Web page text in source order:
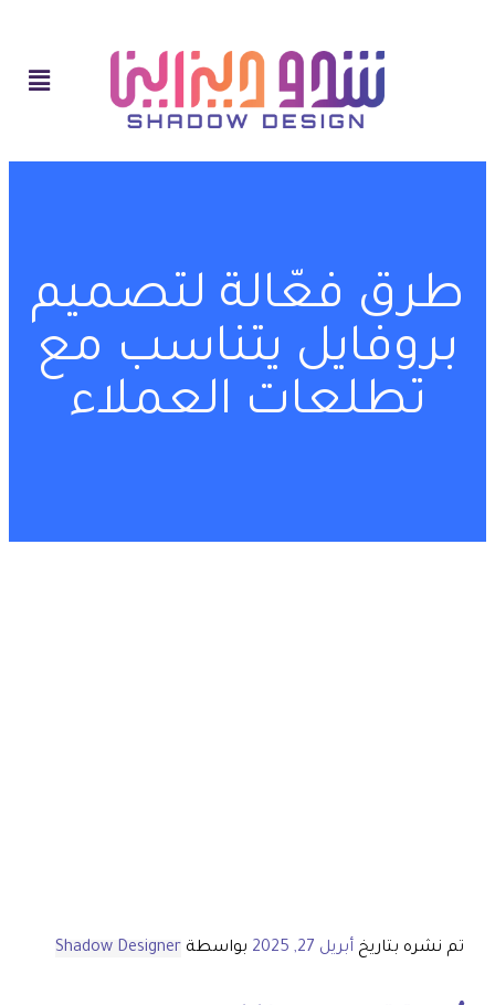
طرق فعّالة لتصميم
بروفايل يتناسب مع
تطلعات العملاء
تم نشره بتاريخ أبريل 27, 2025 بواسطة Shadow Designer